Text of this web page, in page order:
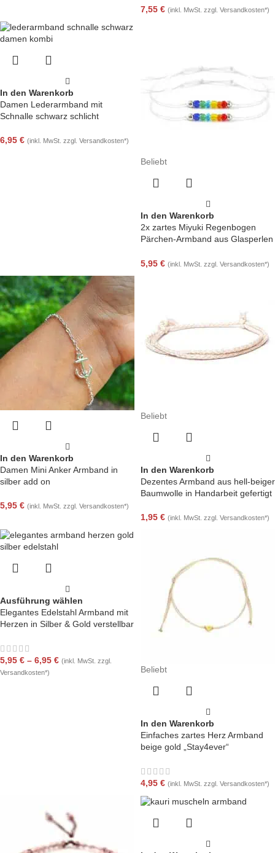
7,55 € (inkl. MwSt. zzgl. Versandkosten*)
In den Warenkorb
Damen Lederarmband mit
Schnalle schwarz schlicht
6,95 € (inkl. MwSt. zzgl. Versandkosten*)
Beliebt
In den Warenkorb
2x zartes Miyuki Regenbogen
Pärchen-Armband aus Glasperlen
5,95 € (inkl. MwSt. zzgl. Versandkosten*)
In den Warenkorb
Damen Mini Anker Armband in
silber add on
5,95 € (inkl. MwSt. zzgl. Versandkosten*)
Beliebt
In den Warenkorb
Dezentes Armband aus hell-beiger
Baumwolle in Handarbeit gefertigt
1,95 € (inkl. MwSt. zzgl. Versandkosten*)
Ausführung wählen
Elegantes Edelstahl Armband mit
Herzen in Silber & Gold verstellbar
5,95 € – 6,95 € (inkl. MwSt. zzgl.
Versandkosten*)
Beliebt
In den Warenkorb
Einfaches zartes Herz Armband
beige gold „Stay4ever“
4,95 € (inkl. MwSt. zzgl. Versandkosten*)